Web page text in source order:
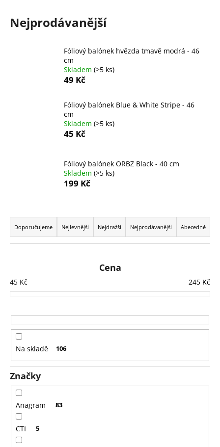
Nejprodávanější
Fóliový balónek hvězda tmavě modrá - 46
cm
Skladem (>5 ks)
49 Kč
Fóliový balónek Blue & White Stripe - 46
cm
Skladem (>5 ks)
45 Kč
Fóliový balónek ORBZ Black - 40 cm
Skladem (>5 ks)
199 Kč
Ř
a
z
í
p
o
d
u
k
t
ů
Doporučujeme Nejlevnější Nejdražší Nejprodávanější Abecedně
Cena
45 Kč 245 Kč
Na skladě 106
Značky
Anagram 83
CTI 5
o
105
Kč